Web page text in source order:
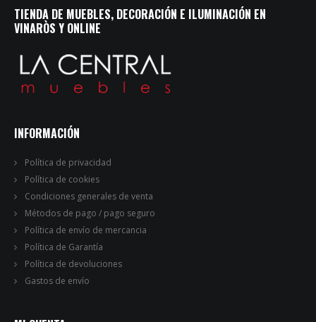
TIENDA DE MUEBLES, DECORACIÓN E ILUMINACIÓN EN
VINARÒS Y ONLINE
INFORMACIÓN
Política de privacidad
Política de cookies
Condiciones generales de venta
Métodos de pago / pago seguro
Política de envío de mercancia
Política de Garantía
Política de devoluciones
Gastos de envío